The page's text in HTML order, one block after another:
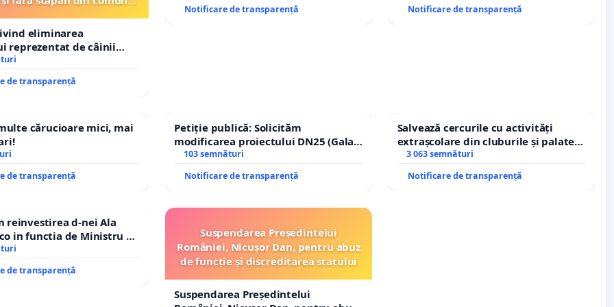
eliminarea
reprezentat de câinii
fără stăpân din comuna
de transparență
Notificare de transparență Notificare de transparență
cărucioare mici, mai
de transparență
Petiție publică: Solicităm
modificarea proiectului DN25 (Galați
– Hanu Conachi) prin devierea
103 semnături
Notificare de transparență
Salvează cercurile cu activități
extrașcolare din cluburile și palatele
copiilor
3 063 semnături
Notificare de transparență
reinvestirea d-nei Ala
in functia de Ministru al
de transparență
Suspendarea Președintelui
României, Nicușor Dan, pentru abuz
de funcție și discreditarea statului
Suspendarea Președintelui